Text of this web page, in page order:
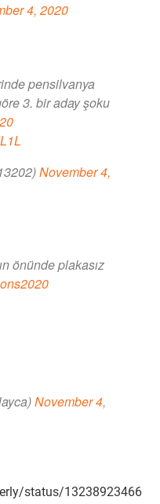
4, 2020
pensilvanya
3. bir aday şoku
November 4,
önünde plakasız
November 4,
status/13238923466